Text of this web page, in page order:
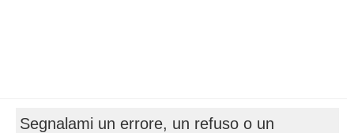
Segnalami un errore, un refuso o un